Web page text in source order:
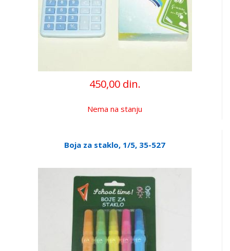
450,00 din.
Nema na stanju
Boja za staklo, 1/5, 35-527